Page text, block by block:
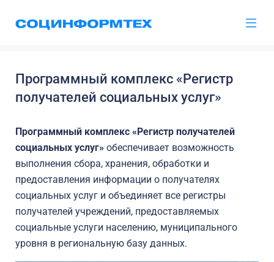
Программный комплекс «Регистр
получателей социальных услуг»
Программный комплекс «Регистр получателей
социальных услуг» обеспечивает возможность
выполнения сбора, хранения, обработки и
предоставления информации о получателях
социальных услуг и объединяет все регистры
получателей учреждений, предоставляемых
социальные услуги населению, муниципального
уровня в региональную базу данных.